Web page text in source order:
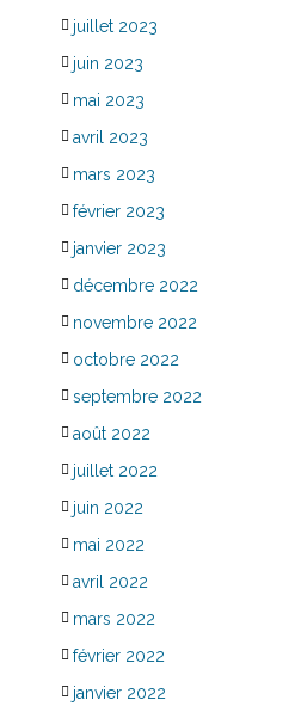
juillet 2023
juin 2023
mai 2023
avril 2023
mars 2023
février 2023
janvier 2023
décembre 2022
novembre 2022
octobre 2022
septembre 2022
août 2022
juillet 2022
juin 2022
mai 2022
avril 2022
mars 2022
février 2022
janvier 2022